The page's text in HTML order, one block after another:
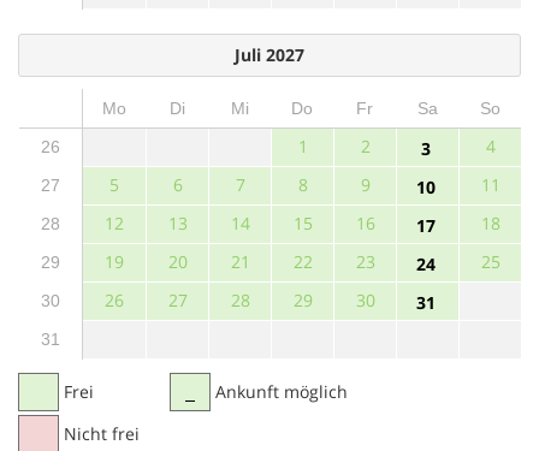
Juli 2027
Mo Di Mi Do Fr Sa
So
26
1 2 3 4
27 5 6 7 8 9 10 11
28 12 13 14 15 16 17 18
29 19 20 21 22 23 24 25
30 26 27 28 29 30 31
31
Frei
Nicht frei
Ankunft möglich